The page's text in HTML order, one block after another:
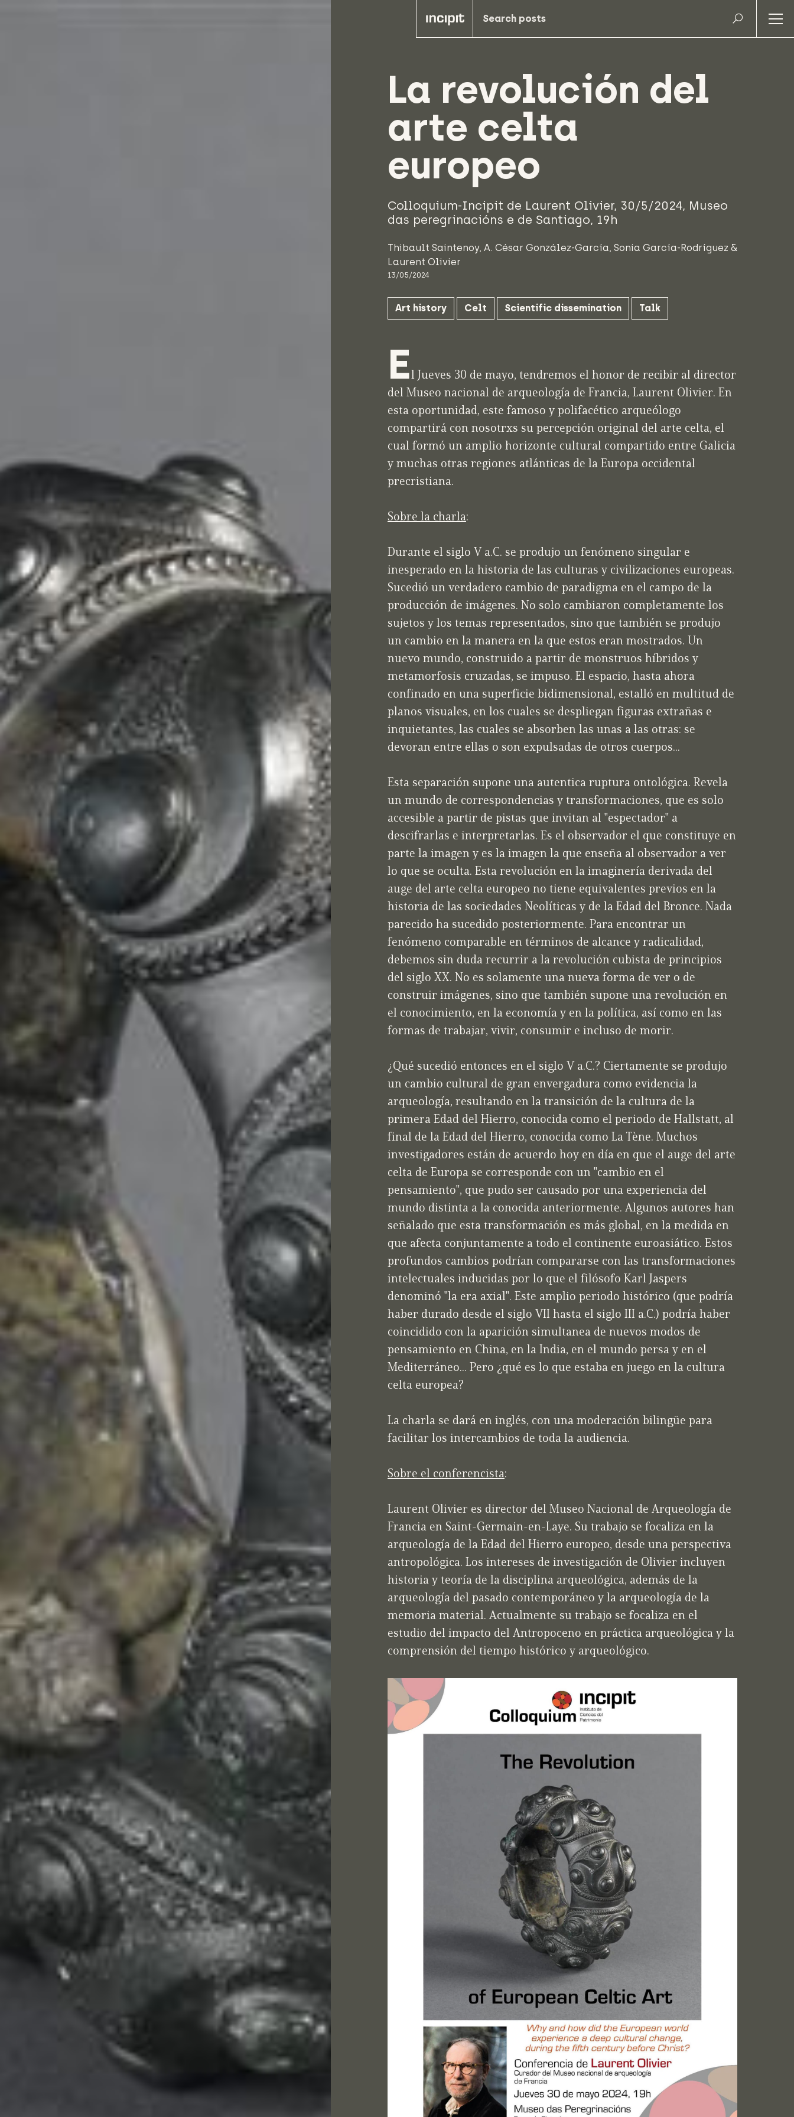
La revolución del
arte celta
europeo
Colloquium-Incipit de Laurent Olivier, 30/5/2024, Museo
das peregrinacións e de Santiago, 19h
Thibault Saintenoy, A. César González-García, Sonia García-Rodríguez &
Laurent Olivier
13/05/2024
Art history Celt Scientific dissemination Talk
El Jueves 30 de mayo, tendremos el honor de recibir al director
del Museo nacional de arqueología de Francia, Laurent Olivier. En
esta oportunidad, este famoso y polifacético arqueólogo
compartirá con nosotrxs su percepción original del arte celta, el
cual formó un amplio horizonte cultural compartido entre Galicia
y muchas otras regiones atlánticas de la Europa occidental
precristiana.
Sobre la charla:
Durante el siglo V a.C. se produjo un fenómeno singular e
inesperado en la historia de las culturas y civilizaciones europeas.
Sucedió un verdadero cambio de paradigma en el campo de la
producción de imágenes. No solo cambiaron completamente los
sujetos y los temas representados, sino que también se produjo
un cambio en la manera en la que estos eran mostrados. Un
nuevo mundo, construido a partir de monstruos híbridos y
metamorfosis cruzadas, se impuso. El espacio, hasta ahora
confinado en una superficie bidimensional, estalló en multitud de
planos visuales, en los cuales se despliegan figuras extrañas e
inquietantes, las cuales se absorben las unas a las otras: se
devoran entre ellas o son expulsadas de otros cuerpos...
Esta separación supone una autentica ruptura ontológica. Revela
un mundo de correspondencias y transformaciones, que es solo
accesible a partir de pistas que invitan al "espectador" a
descifrarlas e interpretarlas. Es el observador el que constituye en
parte la imagen y es la imagen la que enseña al observador a ver
lo que se oculta. Esta revolución en la imaginería derivada del
auge del arte celta europeo no tiene equivalentes previos en la
historia de las sociedades Neolíticas y de la Edad del Bronce. Nada
parecido ha sucedido posteriormente. Para encontrar un
fenómeno comparable en términos de alcance y radicalidad,
debemos sin duda recurrir a la revolución cubista de principios
del siglo XX. No es solamente una nueva forma de ver o de
construir imágenes, sino que también supone una revolución en
el conocimiento, en la economía y en la política, así como en las
formas de trabajar, vivir, consumir e incluso de morir.
¿Qué sucedió entonces en el siglo V a.C.? Ciertamente se produjo
un cambio cultural de gran envergadura como evidencia la
arqueología, resultando en la transición de la cultura de la
primera Edad del Hierro, conocida como el periodo de Hallstatt, al
final de la Edad del Hierro, conocida como La Tène. Muchos
investigadores están de acuerdo hoy en día en que el auge del arte
celta de Europa se corresponde con un "cambio en el
pensamiento", que pudo ser causado por una experiencia del
mundo distinta a la conocida anteriormente. Algunos autores han
señalado que esta transformación es más global, en la medida en
que afecta conjuntamente a todo el continente euroasiático. Estos
profundos cambios podrían compararse con las transformaciones
intelectuales inducidas por lo que el filósofo Karl Jaspers
denominó "la era axial". Este amplio periodo histórico (que podría
haber durado desde el siglo VII hasta el siglo III a.C.) podría haber
coincidido con la aparición simultanea de nuevos modos de
pensamiento en China, en la India, en el mundo persa y en el
Mediterráneo... Pero ¿qué es lo que estaba en juego en la cultura
celta europea?
La charla se dará en inglés, con una moderación bilingüe para
facilitar los intercambios de toda la audiencia.
Sobre el conferencista:
Laurent Olivier es director del Museo Nacional de Arqueología de
Francia en Saint-Germain-en-Laye. Su trabajo se focaliza en la
arqueología de la Edad del Hierro europeo, desde una perspectiva
antropológica. Los intereses de investigación de Olivier incluyen
historia y teoría de la disciplina arqueológica, además de la
arqueología del pasado contemporáneo y la arqueología de la
memoria material. Actualmente su trabajo se focaliza en el
estudio del impacto del Antropoceno en práctica arqueológica y la
comprensión del tiempo histórico y arqueológico.